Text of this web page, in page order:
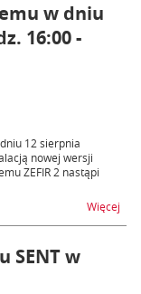
w dniu
16:00 -
12 sierpnia
nowej wersji
ZEFIR 2 nastąpi
Więcej
SENT w